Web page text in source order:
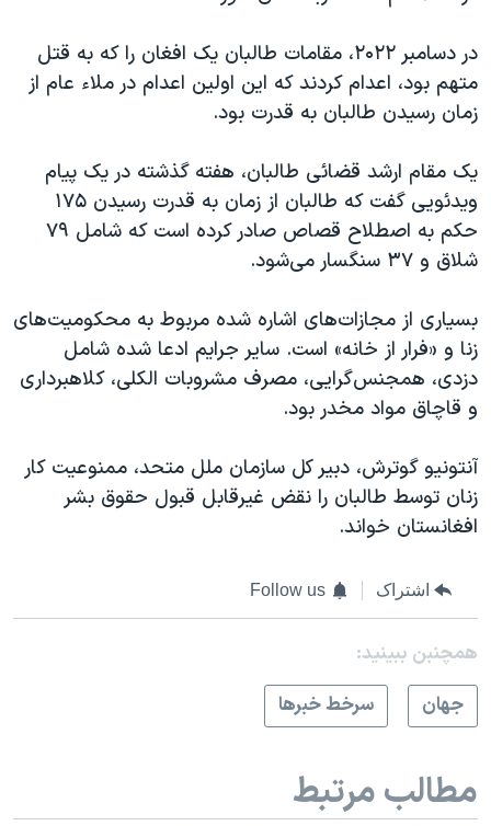
در دسامبر ۲۰۲۲، مقامات طالبان یک افغان را که به قتل
متهم بود، اعدام کردند که این اولین اعدام در ملاء عام از
زمان رسیدن طالبان به قدرت بود.
یک مقام ارشد قضائی طالبان، هفته گذشته در یک پیام
ویدئویی گفت که طالبان از زمان به قدرت رسیدن ۱۷۵
حکم به اصطلاح قصاص صادر کرده است که شامل ۷۹
شلاق و ۳۷ سنگسار می‌شود.
بسیاری از مجازات‌های اشاره شده مربوط به محکومیت‌های
زنا و «فرار از خانه» است. سایر جرایم ادعا شده شامل
دزدی، همجنس‌گرایی، مصرف مشروبات الکلی، کلاهبرداری
و قاچاق مواد مخدر بود.
آنتونیو گوترش، دبیر کل سازمان ملل متحد، ممنوعیت کار
زنان توسط طالبان را نقض غیرقابل قبول حقوق بشر
افغانستان خواند.
اشتراک Follow us
همچنبن ببینید:
جهان
سرخط خبرها
مطالب مرتبط